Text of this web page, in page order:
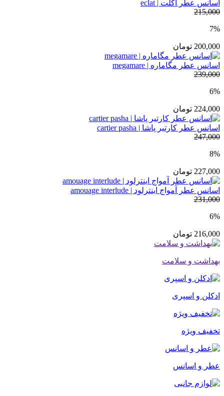
اسانس عطر اکلت | eclat
215,000
7%
200,000 تومان
اسانس عطر مگاماره | megamare
239,000
6%
224,000 تومان
اسانس عطر کارتیر پاشا | cartier pasha
247,000
8%
227,000 تومان
اسانس عطر آمواج اینترلود | amouage interlude
231,000
6%
216,000 تومان
بهداشت و سلامت
ادکلن و اسپری
تخفیف ویژه
عطر و اسانس